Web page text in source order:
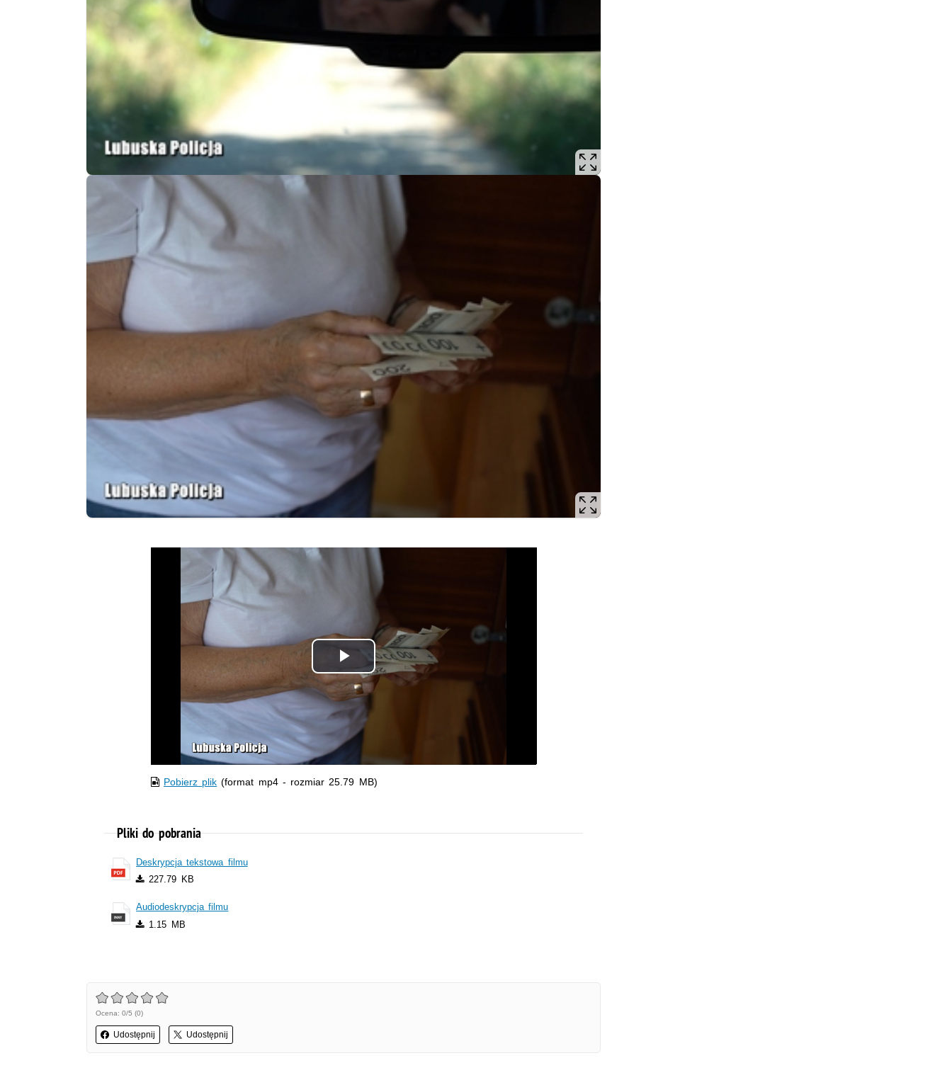
Odtwórz
wideo
Pobierz plik (format mp4 - rozmiar 25.79 MB)
Pliki do pobrania
Deskrypcja tekstowa filmu
227.79 KB
Audiodeskrypcja filmu
1.15 MB
Ocena: 0/5 (0)
Udostępnij Udostępnij